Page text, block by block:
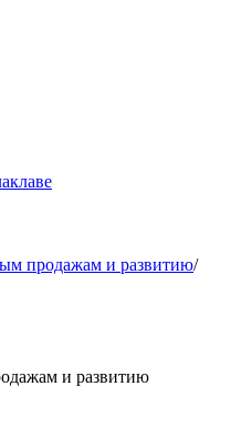
продажам и развитию/
и развитию